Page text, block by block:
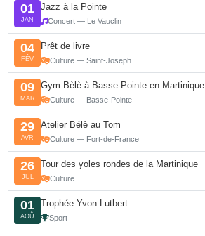
01
JAN
Jazz à la Pointe
Concert — Le Vauclin
04
FÉV
Prêt de livre
Culture — Saint-Joseph
09
MAR
Gym Bèlè à Basse-Pointe en Martinique
Culture — Basse-Pointe
29
AVR
Atelier Bélè au Tom
Culture — Fort-de-France
26
JUL
Tour des yoles rondes de la Martinique
Culture
01
AOÛ
Trophée Yvon Lutbert
Sport